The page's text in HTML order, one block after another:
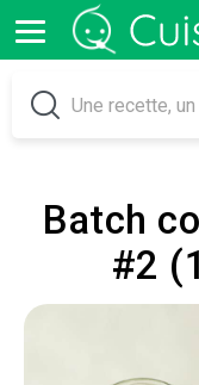
Batch
#2